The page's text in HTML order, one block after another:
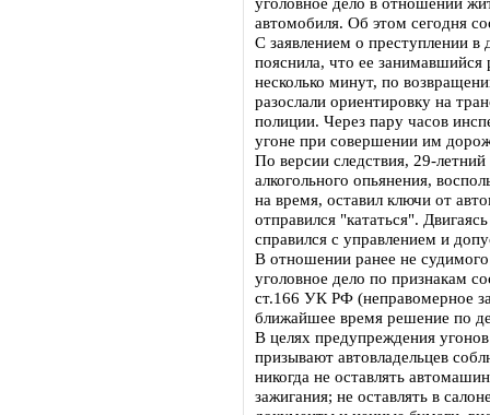
автомобиля. Об этом сегодня
С заявлением о преступлении
пояснила, что ее
несколько минут, по
разослали ориентировку на
полиции. Через пару часов
угоне при совершении им
По версии следствия, 29-
алкогольного опьянения,
на время, оставил ключи от
отправился "кататься".
справился с управлением и
В отношении ранее не
уголовное дело по признакам
ст.166 УК РФ (неправомерное
ближайшее время решение по
В целях предупреждения
призывают автовладельцев
никогда не оставлять
зажигания; не оставлять в